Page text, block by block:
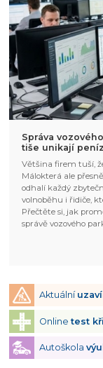
Správa
tiše unikají
Většina firem tuší,
Málokterá ale
odhalí každý
volnoběhu i řidiče,
Přečtěte si, jak
správě vozového
Aktuální
Onlinetest
Autoškola